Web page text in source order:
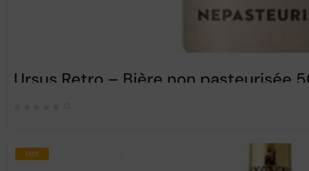
Ursus Retro – Bière non pasteurisée
Hot